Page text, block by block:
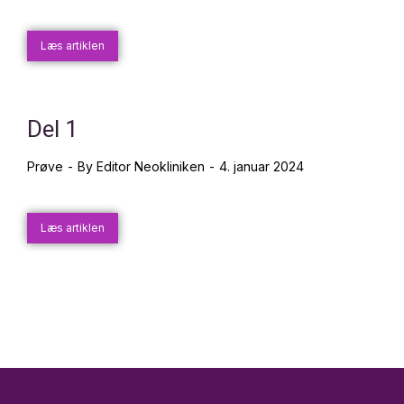
Læs artiklen
Del 1
Prøve By Editor Neokliniken 4. januar 2024
Læs artiklen